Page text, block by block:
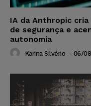
IA da Anthropic
de segurança e
autonomia
Karina Silvério - 06/